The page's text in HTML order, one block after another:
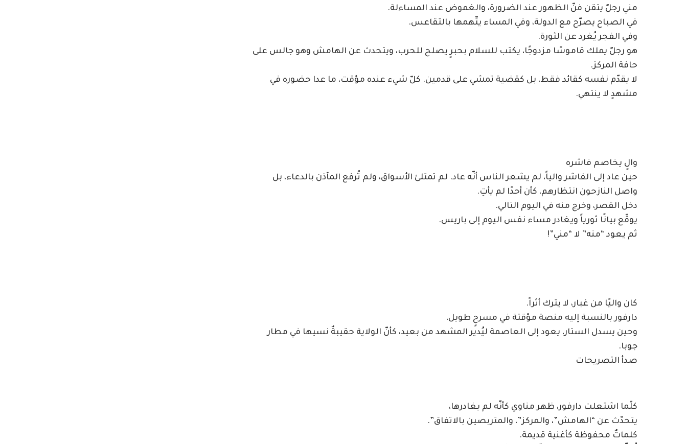
مني رجلٌ يتقن فنّ الظهور عند الضرورة، والغموض عند المساءلة.
في الصباح يصرّح مع الدولة، وفي المساء يتّهمها بالتقاعس.
وفي الفجر يُغرد عن الثورة.
هو رجلٌ يملك قاموسًا مزدوجًا، يكتب للسلام بحبرٍ يصلح للحرب، ويتحدث عن الهامش وهو جالس على
حافة المركز.
لا يقدّم نفسه كقائد فقط، بل كقضية تمشي على قدمين. كلّ شيء عنده مؤقت، ما عدا حضوره في
مشهدٍ لا ينتهي.
والٍ يخاصم فاشره
حين عاد إلى الفاشر والياً، لم يشعر الناس أنّه عاد. لم تمتلئ الأسواق، ولم تُرفع المآذن بالدعاء، بل
واصل النازحون انتظارهم، كأن أحدًا لم يأتِ.
دخل القصر، وخرج منه في اليوم التالي.
يوقّع بيانًا ثورياً ويغادر مساء نفس اليوم إلى باريس.
ثم يعود “منه” لا “مني”!
كان واليًا من غبار، لا يترك أثراً.
دارفور بالنسبة إليه منصة مؤقتة في مسرحٍ طويل،
وحين يسدل الستار، يعود إلى العاصمة ليُدير المشهد من بعيد، كأنّ الولاية حقيبةٌ نسيها في مطار
جوبا.
صدأ التصريحات
كلّما اشتعلت دارفور، ظهر مناوي كأنّه لم يغادرها،
يتحدّث عن “الهامش”، والمركز”، والمتربصين بالاتفاق”.
كلماتٌ محفوظة كأغنية قديمة.